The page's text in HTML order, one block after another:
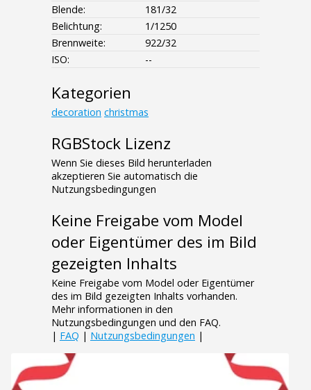
Blende:
181/32
Belichtung:
1/1250
Brennweite:
922/32
ISO:
--
Kategorien
decoration christmas
RGBStock Lizenz
Wenn Sie dieses Bild herunterladen
akzeptieren Sie automatisch die
Nutzungsbedingungen
Keine Freigabe vom Model
oder Eigentümer des im Bild
gezeigten Inhalts
Keine Freigabe vom Model oder Eigentümer
des im Bild gezeigten Inhalts vorhanden.
Mehr informationen in den
Nutzungsbedingungen und den FAQ.
| FAQ | Nutzungsbedingungen |